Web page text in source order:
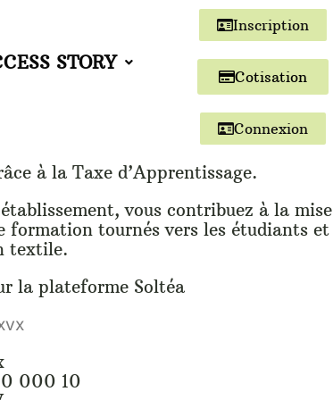
STORY
Inscription
Cotisation
Connexion
à la Taxe d’Apprentissage.
vous contribuez à la mise
formation tournés vers les étudiants et
textile.
la plateforme Soltéa
000 10